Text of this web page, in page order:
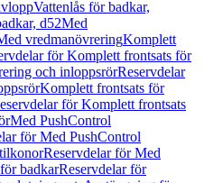
Vattenlås för badkar,
d52Med
vredmanövreringKomplett
för Komplett frontsats för
och inloppsrörReservdelar
Komplett frontsats för
för Komplett frontsats
Med PushControl
för Med PushControl
Reservdelar för Med
badkarReservdelar för